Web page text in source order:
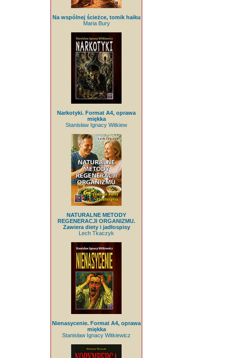
Na wspólnej ścieżce, tomik haiku
Maria Bury
Narkotyki. Format A4, oprawa
miękka
Stanisław Ignacy Witkiew
NATURALNE METODY
REGENERACJI ORGANIZMU.
Zawiera diety i jadłospisy
Lech Tkaczyk
Nienasycenie. Format A4, oprawa
miękka
Stanisław Ignacy Witkiewicz